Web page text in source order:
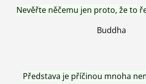
Nevěřte něčemu jen proto, že to
Buddha
Představa je příčinou mnoha